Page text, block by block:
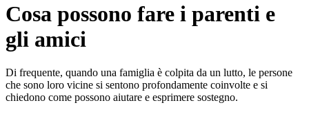
Cosa possono fare i parenti e
gli amici
Di frequente, quando una famiglia è colpita da un lutto, le persone
che sono loro vicine si sentono profondamente coinvolte e si
chiedono come possono aiutare e esprimere sostegno.